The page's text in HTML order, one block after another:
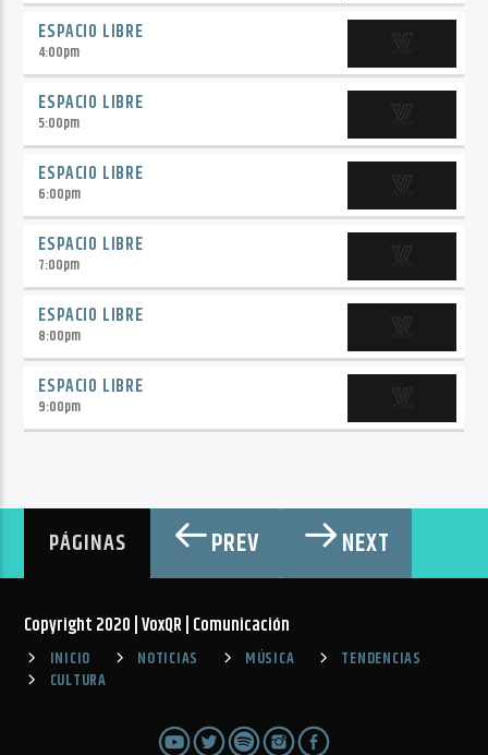
ESPACIO LIBRE
4:00pm
ESPACIO LIBRE
5:00pm
ESPACIO LIBRE
6:00pm
ESPACIO LIBRE
7:00pm
ESPACIO LIBRE
8:00pm
ESPACIO LIBRE
9:00pm
PÁGINAS PREV NEXT
Copyright 2020 | VoxQR | Comunicación
INICIO NOTICIAS MÚSICA
TENDENCIAS
CULTURA